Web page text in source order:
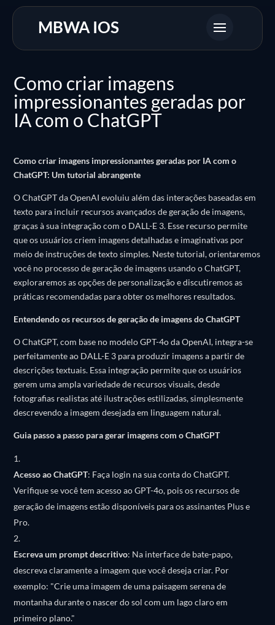
MBWA IOS
Como criar imagens
impressionantes geradas por
IA com o ChatGPT
Como criar imagens impressionantes geradas por IA com o
ChatGPT: Um tutorial abrangente
O ChatGPT da OpenAI evoluiu além das interações baseadas em
texto para incluir recursos avançados de geração de imagens,
graças à sua integração com o DALL-E 3. Esse recurso permite
que os usuários criem imagens detalhadas e imaginativas por
meio de instruções de texto simples. Neste tutorial, orientaremos
você no processo de geração de imagens usando o ChatGPT,
exploraremos as opções de personalização e discutiremos as
práticas recomendadas para obter os melhores resultados.
Entendendo os recursos de geração de imagens do ChatGPT
O ChatGPT, com base no modelo GPT-4o da OpenAI, integra-se
perfeitamente ao DALL-E 3 para produzir imagens a partir de
descrições textuais. Essa integração permite que os usuários
gerem uma ampla variedade de recursos visuais, desde
fotografias realistas até ilustrações estilizadas, simplesmente
descrevendo a imagem desejada em linguagem natural.
Guia passo a passo para gerar imagens com o ChatGPT
Acesso ao ChatGPT: Faça login na sua conta do ChatGPT.
Verifique se você tem acesso ao GPT-4o, pois os recursos de
geração de imagens estão disponíveis para os assinantes Plus e
Pro.
Escreva um prompt descritivo: Na interface de bate-papo,
descreva claramente a imagem que você deseja criar. Por
exemplo: "Crie uma imagem de uma paisagem serena de
montanha durante o nascer do sol com um lago claro em
primeiro plano."